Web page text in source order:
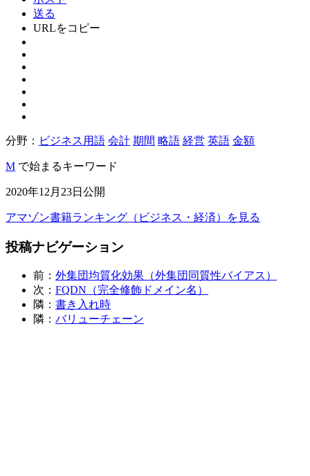
送る
URLをコピー
分野： ビジネス用語 会計 期間 略語 経営 英語 金額
M で始まるキーワード
2020年12月23日公開
アマゾン書籍ランキング（ビジネス・経済）を見る
投稿ナビゲーション
前： 外集団均質化効果（外集団同質性バイアス）
次： FQDN（完全修飾ドメイン名）
隣： 書き入れ時
隣： バリューチェーン